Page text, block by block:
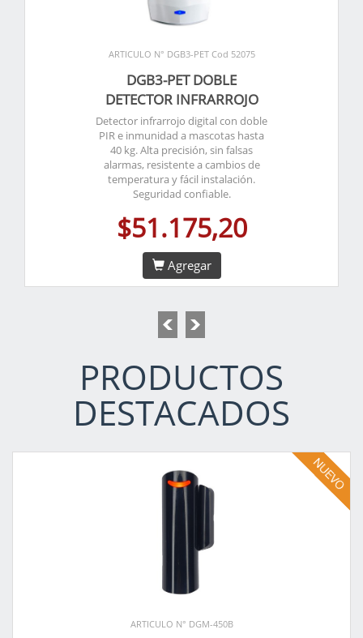
ARTICULO N° DGB3-PET Cod 52075
DGB3-PET DOBLE
DETECTOR INFRARROJO
Detector infrarrojo digital con doble
PIR e inmunidad a mascotas hasta
40 kg. Alta precisión, sin falsas
alarmas, resistente a cambios de
temperatura y fácil instalación.
Seguridad confiable.
$51.175,20
Agregar
PRODUCTOS
DESTACADOS
ARTICULO N° DGM-450B